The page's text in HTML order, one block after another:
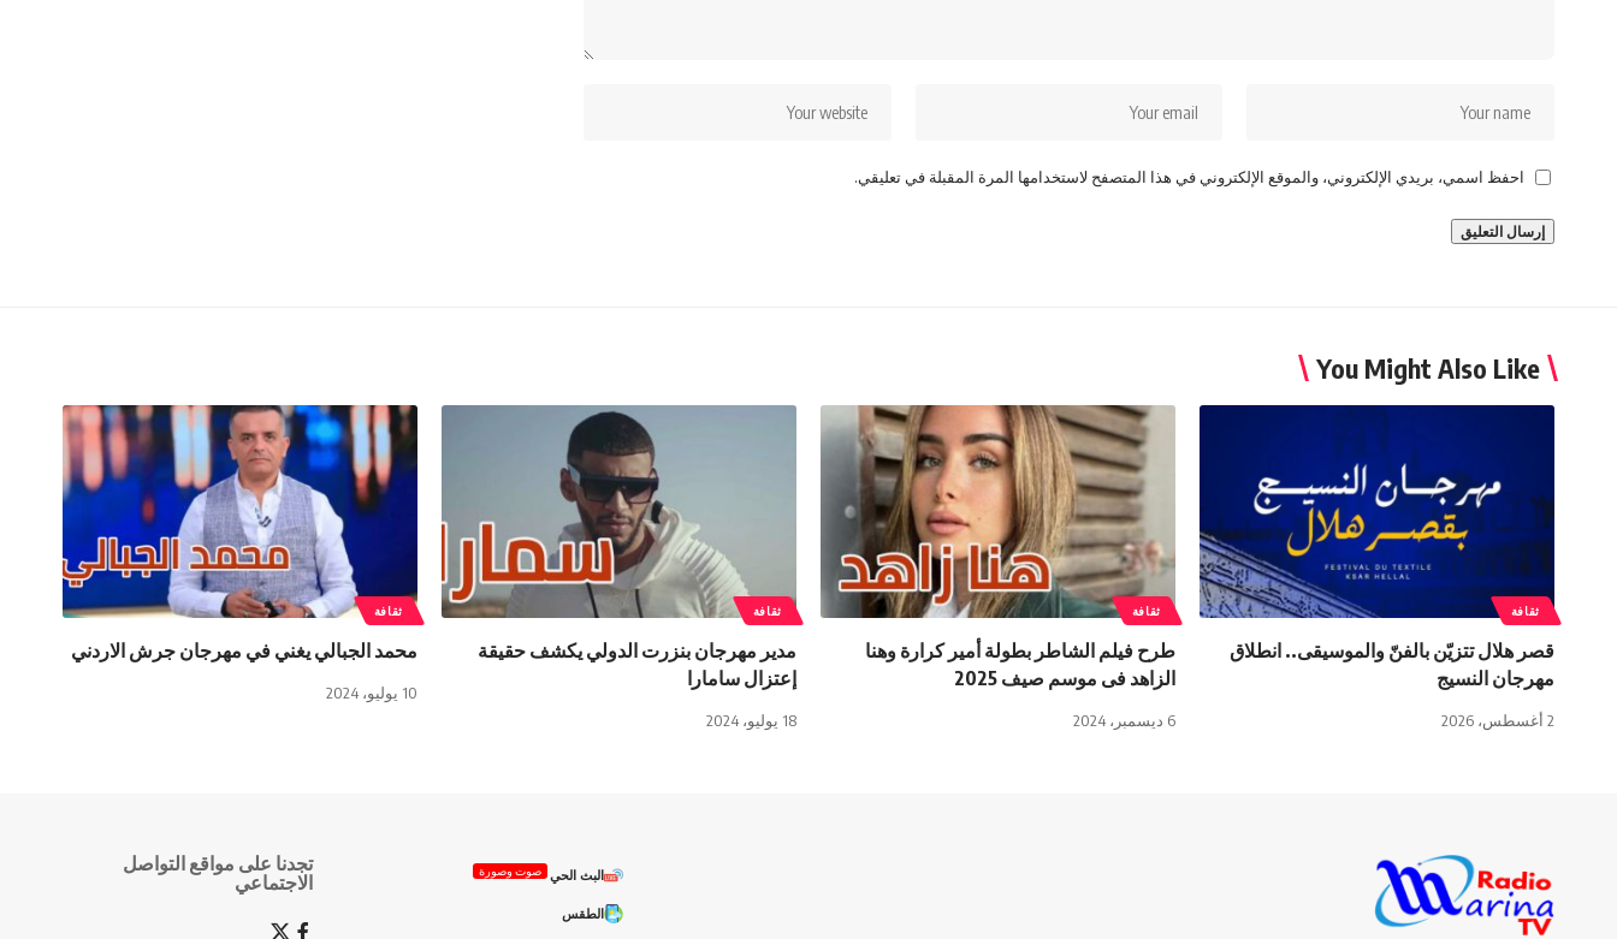
احفظ اسمي، بريدي الإلكتروني، والموقع الإلكتروني في هذا المتصفح لاستخدامها المرة المقبلة في تعليقي.
You Might Also Like
ثقافة
قصر هلال تتزيّن بالفنّ والموسيقى.. انطلاق
مهرجان النسيج
2 أغسطس، 2026
ثقافة
طرح فيلم الشاطر بطولة أمير كرارة وهنا
الزاهد فى موسم صيف 2025
6 ديسمبر، 2024
ثقافة
مدير مهرجان بنزرت الدولي يكشف حقيقة
إعتزال سامارا
18 يوليو، 2024
ثقافة
محمد الجبالي يغني في مهرجان جرش الاردني
10 يوليو، 2024
البث الحي صوت وصورة
الطقس
تجدنا على مواقع التواصل
الاجتماعي